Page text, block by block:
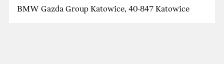
BMW Gazda Group Katowice, 40-847 Katowice